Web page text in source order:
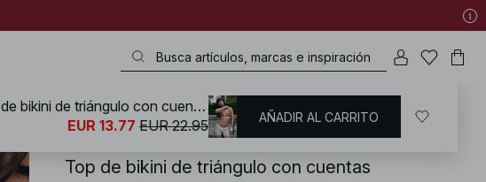
NA-KD / Bañadores / Bikinis / Partes de arriba de bikini / Bikinis triángulo
Top de bikini de triángulo con cuentas
Top de bikini de triángulo con cuentas
EUR 13.77 EUR 22.95 AÑADIR AL CARRITO